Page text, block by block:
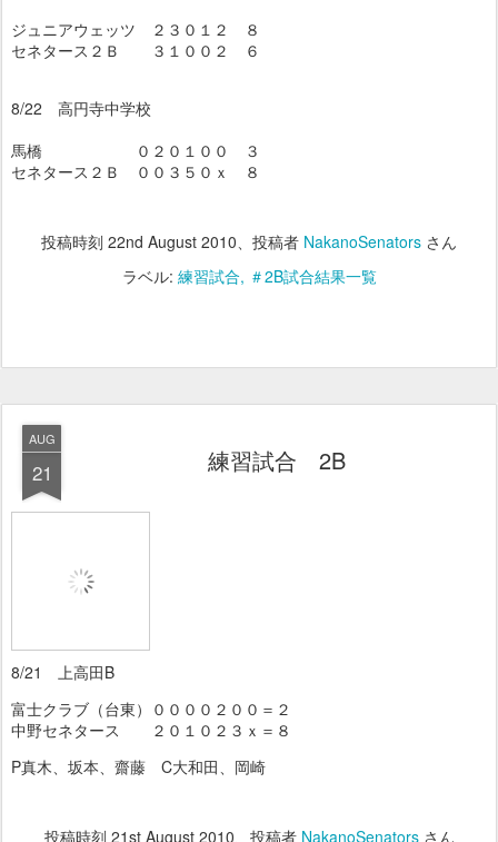
ジュニアウェッツ ２３０１２ ８
セネタース２Ｂ ３１００２ ６
8/22 高円寺中学校
馬橋 ０２０１００ ３
セネタース２Ｂ ００３５０ｘ ８
投稿時刻 22nd August 2010、投稿者 NakanoSenators さん
ラベル: 練習試合 ＃2B試合結果一覧
AUG
21 練習試合 2B
8/21 上高田B
富士クラブ（台東）００００２００＝２
中野セネタース ２０１０２３ｘ＝８
P真木、坂本、齋藤 C大和田、岡崎
投稿時刻 21st August 2010 、投稿者 NakanoSenatorsさん